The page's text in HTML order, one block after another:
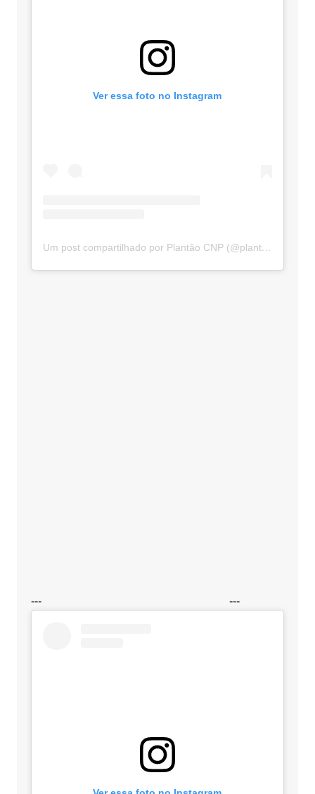
Ver essa foto no Instagram
Um post compartilhado por Plantão CNP (@plantaocnp)
--- ---